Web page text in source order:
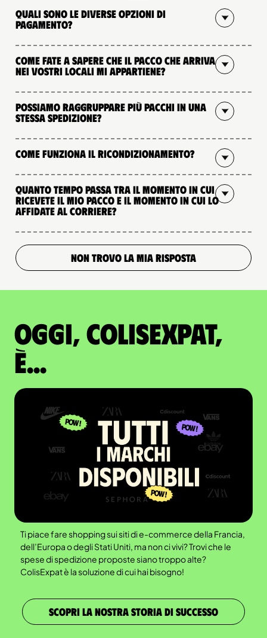
Quali sono le diverse opzioni di
pagamento?
Come fate a sapere che il pacco che arriva
nei vostri locali mi appartiene?
Possiamo raggruppare più pacchi in una
stessa spedizione?
Come funziona il ricondizionamento?
Quanto tempo passa tra il momento in cui
ricevete il mio pacco e il momento in cui lo
affidate al corriere?
NON TROVO LA MIA RISPOSTA
Oggi, ColisExpat,
è...
Ti piace fare shopping sui siti di e-commerce della Francia,
dell’Europa o degli Stati Uniti, ma non ci vivi? Trovi che le
spese di spedizione proposte siano troppo alte?
ColisExpat è la soluzione di cui hai bisogno!
SCOPRI LA NOSTRA STORIA DI SUCCESSO